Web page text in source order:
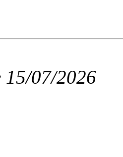
15/07/2026